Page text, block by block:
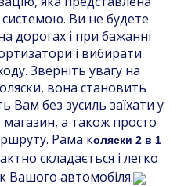
Ви не будете
дорогах і при бажанні
і вибирати
Зверніть увагу на
вона становить
Вам без зусиль заїхати у
магазин, а також просто
Рама коляски 2 в 1
складається і легко
Вашого автомобіля.